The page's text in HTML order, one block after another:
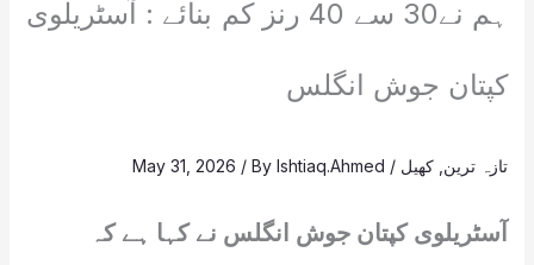
ہم نے30 سے 40 رنز کم بنائے : آسٹریلوی
کپتان جوش انگلس
تازہ ترین کھیل /
May 31, 2026 / ByIshtiaq.Ahmed
آسٹریلوی کپتان جوش انگلس نے کہا ہے کہ